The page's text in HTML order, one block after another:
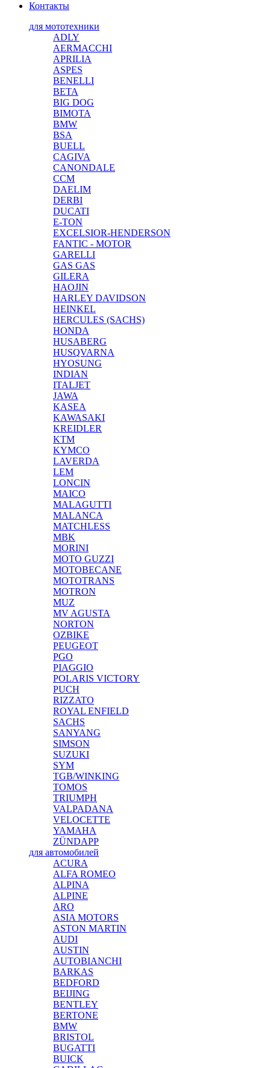
Контакты
для мототехники
ADLY
AERMACCHI
APRILIA
ASPES
BENELLI
BETA
BIG DOG
BIMOTA
BMW
BSA
BUELL
CAGIVA
CANONDALE
CCM
DAELIM
DERBI
DUCATI
E-TON
EXCELSIOR-HENDERSON
FANTIC - MOTOR
GARELLI
GAS GAS
GILERA
HAOJIN
HARLEY DAVIDSON
HEINKEL
HERCULES (SACHS)
HONDA
HUSABERG
HUSQVARNA
HYOSUNG
INDIAN
ITALJET
JAWA
KASEA
KAWASAKI
KREIDLER
KTM
KYMCO
LAVERDA
LEM
LONCIN
MAICO
MALAGUTTI
MALANCA
MATCHLESS
MBK
MORINI
MOTO GUZZI
MOTOBECANE
MOTOTRANS
MOTRON
MUZ
MV AGUSTA
NORTON
OZBIKE
PEUGEOT
PGO
PIAGGIO
POLARIS VICTORY
PUCH
RIZZATO
ROYAL ENFIELD
SACHS
SANYANG
SIMSON
SUZUKI
SYM
TGB/WINKING
TOMOS
TRIUMPH
VALPADANA
VELOCETTE
YAMAHA
ZÜNDAPP
для автомобилей
ACURA
ALFA ROMEO
ALPINA
ALPINE
ARO
ASIA MOTORS
ASTON MARTIN
AUDI
AUSTIN
AUTOBIANCHI
BARKAS
BEDFORD
BEIJING
BENTLEY
BERTONE
BMW
BRISTOL
BUGATTI
BUICK